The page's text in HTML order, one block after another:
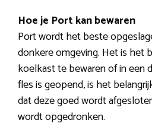
Hoe je Port kan bewaren
Port wordt het beste
donkere omgeving. Het is het
koelkast te bewaren of in een
fles is geopend, is het
dat deze goed wordt
wordt opgedronken.